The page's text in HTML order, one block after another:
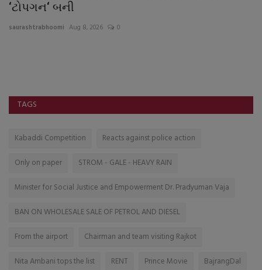
‘ટોપગન‘ બની
saurashtrabhoomi Aug 8, 2026 0
TAGS
Kabaddi Competition
Reacts against police action
Only on paper
STROM - GALE - HEAVY RAIN
Minister for Social Justice and Empowerment Dr. Pradyuman Vaja
BAN ON WHOLESALE SALE OF PETROL AND DIESEL
From the airport
Chairman and team visiting Rajkot
Nita Ambani tops the list
RENT Prince Movie
BajrangDal